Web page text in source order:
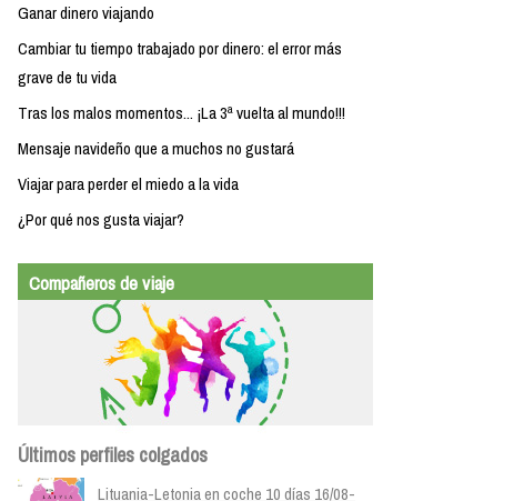
Ganar dinero viajando
Cambiar tu tiempo trabajado por dinero: el error más
grave de tu vida
Tras los malos momentos... ¡La 3ª vuelta al mundo!!!
Mensaje navideño que a muchos no gustará
Viajar para perder el miedo a la vida
¿Por qué nos gusta viajar?
Compañeros de viaje
Últimos perfiles colgados
Lituania-Letonia en coche 10 días 16/08-